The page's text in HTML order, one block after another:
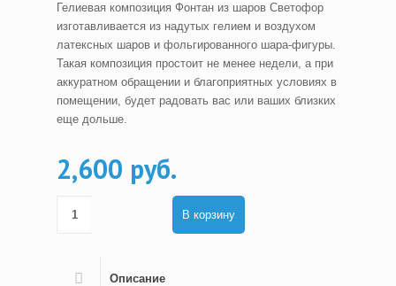
Гелиевая композиция Фонтан из шаров Светофор
изготавливается из надутых гелием и воздухом
латексных шаров и фольгированного шара-фигуры.
Такая композиция простоит не менее недели, а при
аккуратном обращении и благоприятных условиях в
помещении, будет радовать вас или ваших близких
еще дольше.
2,600 руб.
В корзину
Описание